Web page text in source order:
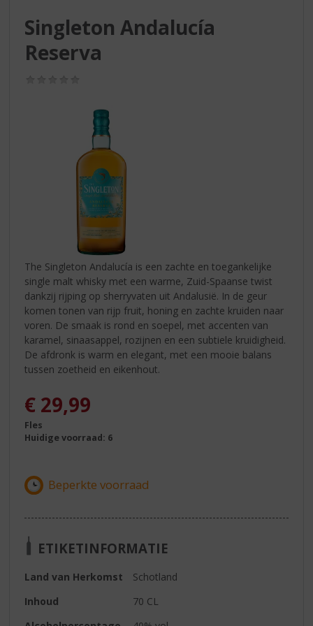
Singleton Andalucía
Reserva
The Singleton Andalucía is een zachte en toegankelijke
single malt whisky met een warme, Zuid-Spaanse twist
dankzij rijping op sherryvaten uit Andalusië. In de geur
komen tonen van rijp fruit, honing en zachte kruiden naar
voren. De smaak is rond en soepel, met accenten van
karamel, sinaasappel, rozijnen en een subtiele kruidigheid.
De afdronk is warm en elegant, met een mooie balans
tussen zoetheid en eikenhout.
€ 29,99
Fles
Huidige voorraad: 6
ETIKETINFORMATIE
Land van Herkomst
Schotland
Inhoud
70 CL